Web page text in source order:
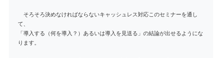
そろそろ決めなければならないキャッシュレス対応このセミナーを通し
て、
「導入する（何を導入？）あるいは導入を見送る」の結論が出せるようにな
ります。